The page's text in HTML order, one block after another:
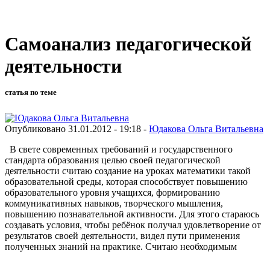
Самоанализ педагогической
деятельности
статья по теме
Опубликовано 31.01.2012 - 19:18 - Юдакова Ольга Витальевна
В свете современных требований и государственного
стандарта образования целью своей педагогической
деятельности считаю создание на уроках математики такой
образовательной среды, которая способствует повышению
образовательного уровня учащихся, формированию
коммуникативных навыков, творческого мышления,
повышению познавательной активности. Для этого стараюсь
создавать условия, чтобы ребёнок получал удовлетворение от
результатов своей деятельности, видел пути применения
полученных знаний на практике. Считаю необходимым